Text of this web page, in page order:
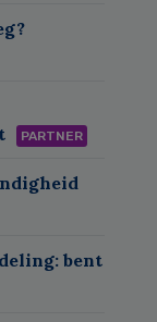
PARTNER
bent